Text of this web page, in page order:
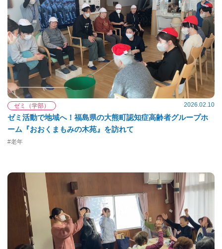
ゼミ（学部） 2026.02.10
ゼミ活動で地域へ！福島県の大熊町認知症高齢者グループホ
ーム『おおくまもみの木苑』を訪れて
#老年